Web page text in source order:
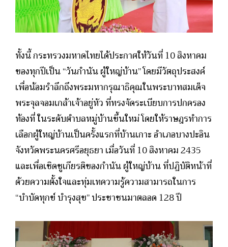
ทั้งนี้ กระทรวงมหาดไทยได้ประกาศให้วันที่ 10 สิงหาคม
ของทุกปีเป็น “วันกำนัน ผู้ใหญ่บ้าน” โดยมีวัตถุประสงค์
เพื่อน้อมรำลึกถึงพระมหากรุณาธิคุณในพระบาทสมเด็จ
พระจุลจอมเกล้าเจ้าอยู่หัว ที่ทรงจัดระเบียบการปกครอง
ท้องที่ ในระดับตำบลหมู่บ้านขึ้นใหม่ โดยให้ราษฎรทำการ
เลือกผู้ใหญ่บ้านเป็นครั้งแรกที่บ้านเกาะ อำเภอบางปะอิน
จังหวัดพระนครศรีอยุธยา เมื่อวันที่ 10 สิงหาคม 2435
และเพื่อเชิดชูเกียรติของกำนัน ผู้ใหญ่บ้าน ที่ปฏิบัติหน้าที่
ด้วยความตั้งใจและทุ่มเทความรู้ความสามารถในการ
“บำบัดทุกข์ บำรุงสุข” ประชาชนมาตลอด 128 ปี